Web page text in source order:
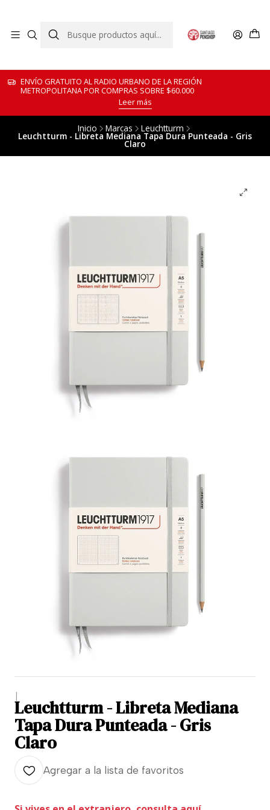
ENVÍO GRATUITO AL RADIO URBANO DE LA REGIÓN
METROPOLITANA POR COMPRAS SOBRE $60.000
Leer más
Inicio Marcas Leuchtturm
Leuchtturm - Libreta Mediana Tapa Dura Punteada - Gris
Claro
|
Leuchtturm - Libreta Mediana
Tapa Dura Punteada - Gris
Claro
Agregar a la lista de favoritos